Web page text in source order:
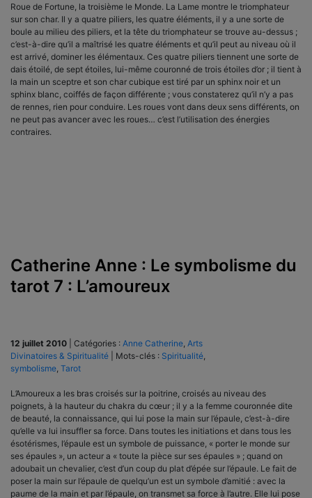
Roue de Fortune, la troisième le Monde. La Lame montre le triomphateur
sur son char. Il y a quatre piliers, les quatre éléments, il y a une sorte de
boule au milieu des piliers, et la tête du triomphateur se trouve au-dessus ;
c’est-à-dire qu’il a maîtrisé les quatre éléments et qu’il peut au niveau où il
est arrivé, dominer les élémentaux. Ces quatre piliers tiennent une sorte de
dais étoilé, de sept étoiles, lui-même couronné de trois étoiles d’or ; il tient à
la main un sceptre et son char cubique est tiré par un sphinx noir et un
sphinx blanc, coiffés de façon différente ; vous constaterez qu’il n’y a pas
de rennes, rien pour conduire. Les roues vont dans deux sens différents, on
ne peut pas avancer avec les roues… c’est l’utilisation des énergies
contraires.
Catherine Anne : Le symbolisme du
tarot 7 : L’amoureux
12 juillet 2010 Catégories : Anne Catherine Arts
Divinatoires & Spiritualité
Mots-clés : Spiritualité
symbolisme Tarot
L’Amoureux a les bras croisés sur la poitrine, croisés au niveau des
poignets, à la hauteur du chakra du cœur ; il y a la femme couronnée dite
de beauté, la connaissance, qui lui pose la main sur l’épaule, c’est-à-dire
qu’elle va lui insuffler sa force. Dans toutes les initiations et dans tous les
ésotérismes, l’épaule est un symbole de puissance, « porter le monde sur
ses épaules », un acteur a « toute la pièce sur ses épaules » ; quand on
adoubait un chevalier, c’est d’un coup du plat d’épée sur l’épaule. Le fait de
poser la main sur l’épaule de quelqu’un est un symbole d’amitié : avec la
paume de la main et par l’épaule, on transmet sa force à l’autre. Elle lui pose